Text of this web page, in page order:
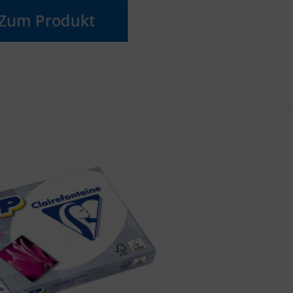
Produkt